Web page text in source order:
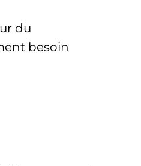
du
besoin